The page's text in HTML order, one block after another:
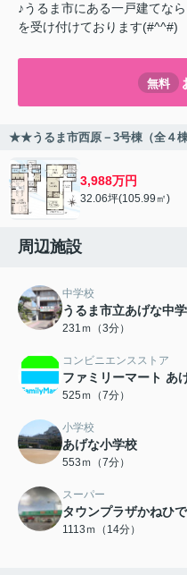
♪うるま市にある一戸建てな
を受け付けております(#^^#)
無料
★★うるま市西原－3号棟（全４
3,988万円
32.06坪(105.99㎡)
周辺施設
中学校
うるま市立あげな中
231ｍ（3分）
コンビニエンスストア
ファミリーマート あ
525ｍ（7分）
小学校
あげな小学校
553ｍ（7分）
スーパー
タウンプラザかねひ
1113ｍ（14分）